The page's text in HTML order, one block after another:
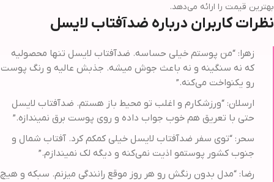
بهترین قیمت را ارائه می‌دهد.
نظرات کاربران درباره ضدآفتاب لایسل
زهرا: “من پوستم خیلی حساسه. ضدآفتاب لایسل تنها محصولیه
که نه سنگینه و نه باعث جوش میشه. جذبش عالیه و رنگ پوست
رو یکنواخت می‌کنه.”
ارسلان: “ورزشکارم و اغلب تو محیط باز هستم. ضدآفتاب لایسل
حتی با تعریق هم خوب جواب داده و روی پوست برق نمیندازه.”
سحر: “توی سفر ضدآفتاب لایسل خیلی کمکم کرد. آفتاب شمال و
جنوب کشور پوستمو اذیت نمی‌کنه و دیگه لک نمیندازم.”
رضا: “مدل بدون رنگش رو هر روز موقع رانندگی میزنم. سبکه و هیچ